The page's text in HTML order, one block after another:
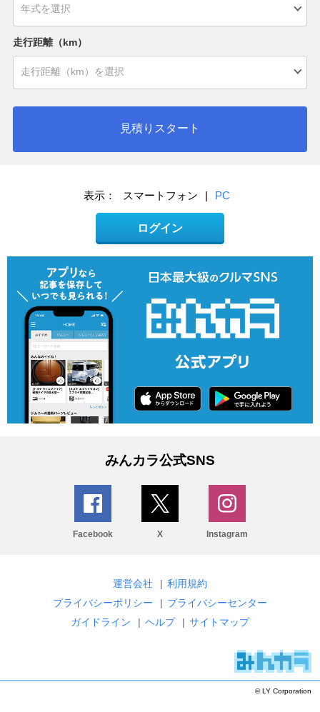
走行距離（km）
見積りスタート
表示： スマートフォン | PC
ログイン
みんカラ公式SNS
Facebook X Instagram
運営会社 | 利用規約
プライバシーポリシー
| プライバシーセンター
ガイドライン
| ヘルプ | サイトマップ
© LY Corporation